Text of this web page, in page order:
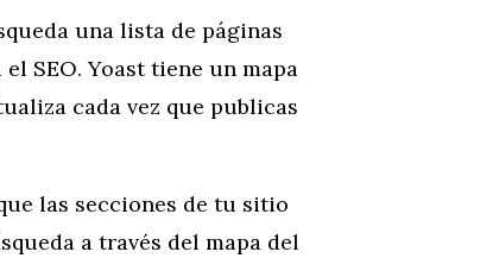
una lista de páginas
SEO. Yoast tiene un mapa
cada vez que publicas
las secciones de tu sitio
a través del mapa del